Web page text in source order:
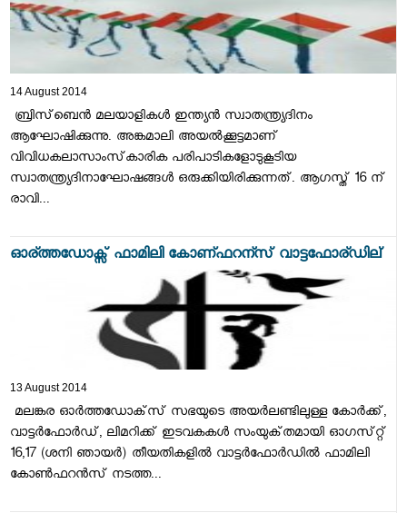
14 August 2014
ബ്രിസ്‌ബെന്‍ മലയാളികള്‍ ഇന്ത്യന്‍ സ്വാതന്ത്ര്യദിനം
ആഘോഷിക്കുന്നു. അങ്കമാലി അയല്‍ക്കൂട്ടമാണ്
വിവിധകലാസാംസ്‌കാരിക പരിപാടികളോടുകൂടിയ
സ്വാതന്ത്ര്യദിനാഘോഷങ്ങള്‍ ഒരുക്കിയിരിക്കുന്നത്. ആഗസ്ത് 16 ന്
രാവി...
ഓര്ത്തഡോക്സ് ഫാമിലി കോണ്ഫറന്സ് വാട്ടഫോര്ഡില്
13 August 2014
മലങ്കര ഓര്‍ത്തഡോക്‌സ് സഭയുടെ അയര്‍ലണ്ടിലുള്ള കോര്‍ക്ക്‌,
വാട്ടര്‍ഫോര്‍ഡ്‌, ലിമറിക്ക്‌ ഇടവകകള്‍ സംയുക്‌തമായി ഓഗസ്‌റ്റ്
16,17 (ശനി ഞായര്‍) തീയതികളില്‍ വാട്ടര്‍ഫോര്‍ഡില്‍ ഫാമിലി
കോണ്‍ഫറന്‍സ്‌ നടത്ത...